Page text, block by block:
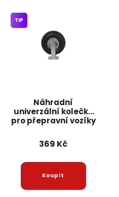
Náhradní
univerzální kolečko
pro přepravní vozíky
KRAFT&DELE
TIP
369 Kč